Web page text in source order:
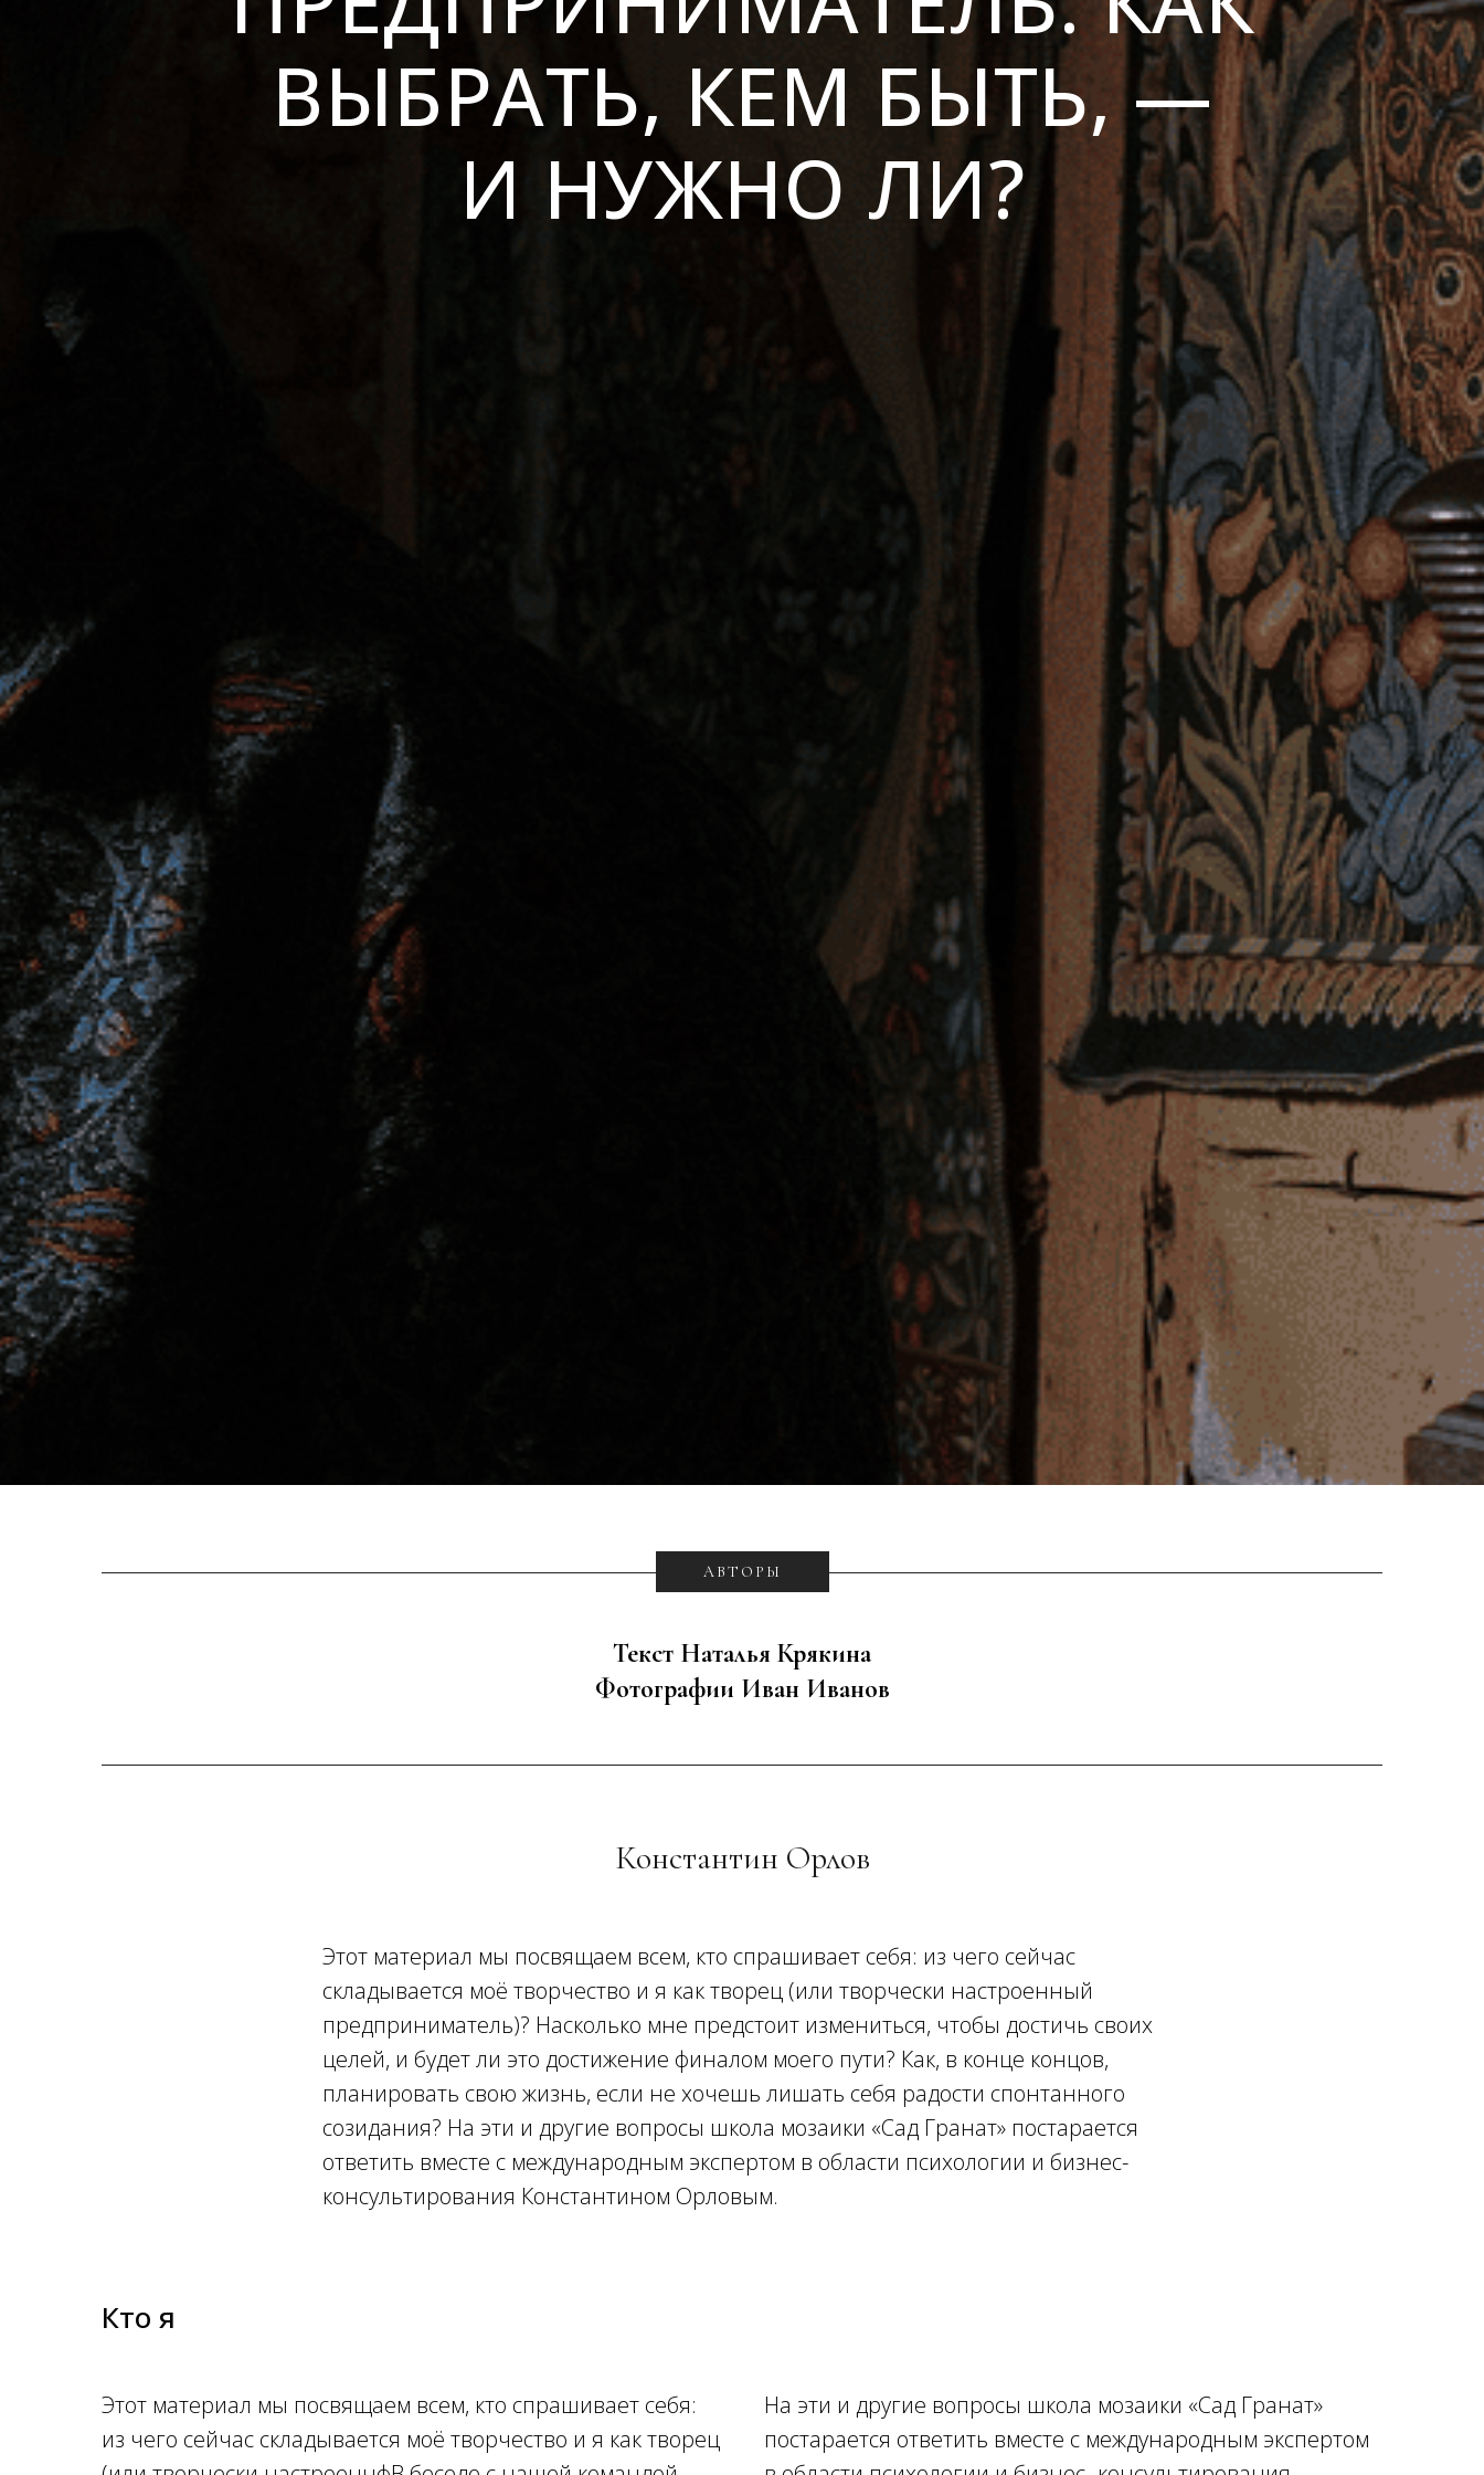
ВЫБРАТЬ, КЕМ БЫТЬ, —
И НУЖНО ЛИ?
АВТОРЫ
Текст Наталья Крякина
Фотографии Иван Иванов
Константин Орлов
Этот материал мы посвящаем всем, кто спрашивает себя: из чего сейчас
складывается моё творчество и я как творец (или творчески настроенный
предприниматель)? Насколько мне предстоит измениться, чтобы достичь своих
целей, и будет ли это достижение финалом моего пути? Как, в конце концов,
планировать свою жизнь, если не хочешь лишать себя радости спонтанного
созидания? На эти и другие вопросы школа мозаики «Сад Гранат» постарается
ответить вместе с международным экспертом в области психологии и бизнес-
консультирования Константином Орловым.
Кто я
Этот материал мы посвящаем всем, кто спрашивает себя:
из чего сейчас складывается моё творчество и я как творец
На эти и другие вопросы школа мозаики «Сад Гранат»
постарается ответить вместе с международным экспертом